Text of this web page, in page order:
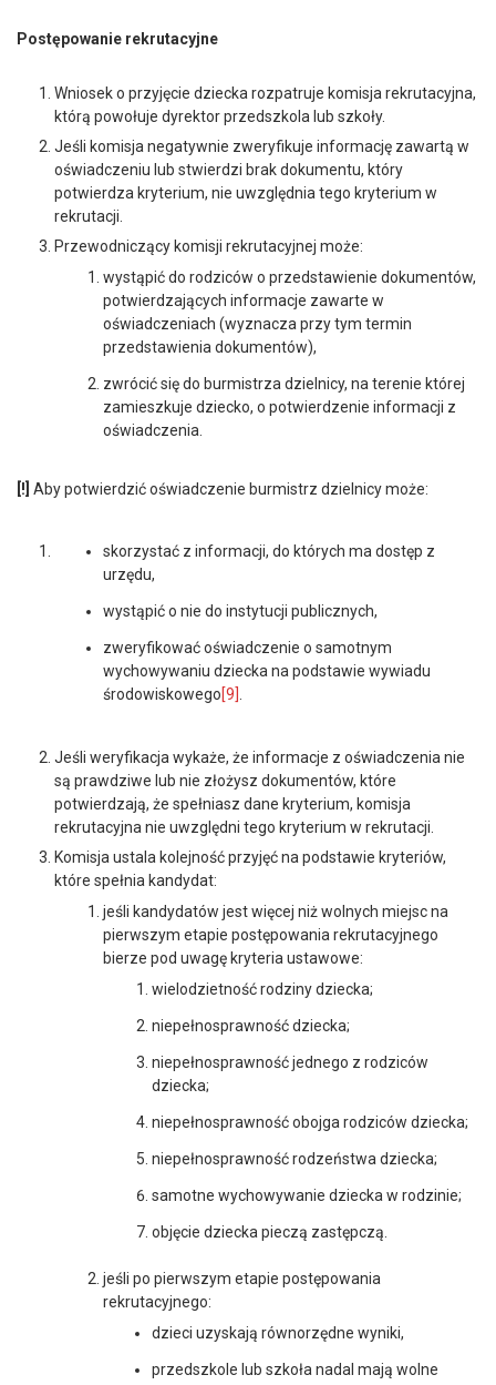
Postępowanie rekrutacyjne
Wniosek o przyjęcie dziecka rozpatruje komisja rekrutacyjna,
którą powołuje dyrektor przedszkola lub szkoły.
Jeśli komisja negatywnie zweryfikuje informację zawartą w
oświadczeniu lub stwierdzi brak dokumentu, który
potwierdza kryterium, nie uwzględnia tego kryterium w
rekrutacji.
Przewodniczący komisji rekrutacyjnej może:
wystąpić do rodziców o przedstawienie dokumentów,
potwierdzających informacje zawarte w
oświadczeniach (wyznacza przy tym termin
przedstawienia dokumentów),
zwrócić się do burmistrza dzielnicy, na terenie której
zamieszkuje dziecko, o potwierdzenie informacji z
oświadczenia.
[!] Aby potwierdzić oświadczenie burmistrz dzielnicy może:
skorzystać z informacji, do których ma dostęp z
urzędu,
wystąpić o nie do instytucji publicznych,
zweryfikować oświadczenie o samotnym
wychowywaniu dziecka na podstawie wywiadu
środowiskowego[9]
Jeśli weryfikacja wykaże, że informacje z oświadczenia nie
są prawdziwe lub nie złożysz dokumentów, które
potwierdzają, że spełniasz dane kryterium, komisja
rekrutacyjna nie uwzględni tego kryterium w rekrutacji.
Komisja ustala kolejność przyjęć na podstawie kryteriów,
które spełnia kandydat:
jeśli kandydatów jest więcej niż wolnych miejsc na
pierwszym etapie postępowania rekrutacyjnego
bierze pod uwagę kryteria ustawowe:
wielodzietność rodziny dziecka;
niepełnosprawność dziecka;
niepełnosprawność jednego z rodziców
dziecka;
niepełnosprawność obojga rodziców dziecka;
niepełnosprawność rodzeństwa dziecka;
samotne wychowywanie dziecka w rodzinie;
objęcie dziecka pieczą zastępczą.
jeśli po pierwszym etapie postępowania
rekrutacyjnego:
dzieci uzyskają równorzędne wyniki,
przedszkole lub szkoła nadal mają wolne